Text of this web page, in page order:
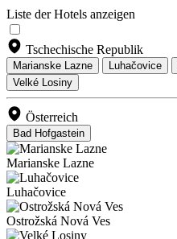
Liste der Hotels anzeigen
Tschechische Republik
Marianske Lazne Luhačovice
Velké Losiny
Österreich
Bad Hofgastein
Marianske Lazne
Luhačovice
Ostrožská Nová Ves